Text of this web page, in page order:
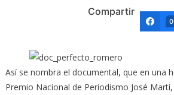
Compartir
0
Así se nombra el documental, que en una
Premio Nacional de Periodismo José